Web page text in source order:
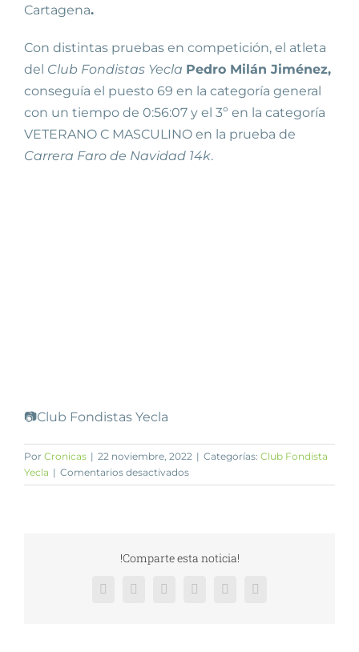
Cartagena.
Con distintas pruebas en competición, el atleta
del Club Fondistas Yecla Pedro Milán Jiménez,
conseguía el puesto 69 en la categoría general
con un tiempo de 0:56:07 y el 3º en la categoría
VETERANO C MASCULINO en la prueba de
Carrera Faro de Navidad 14k.
📷Club Fondistas Yecla
Por Cronicas | 22 noviembre, 2022 | Categorías: Club Fondista
Yecla | Comentarios desactivadosen
Alcaraz/Finestrat/Cartagena
!Comparte esta noticia!
Facebook
X RedditLinkedInPinterestVk